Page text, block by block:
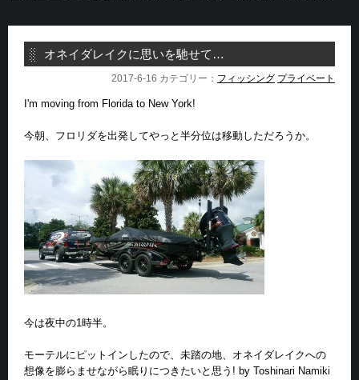
オネイダレイクに思いを馳せて…
2017-6-16 カテゴリー： フィッシング プライベート
I'm moving from Florida to New York!
今朝、フロリダを出発してやっと半分位は移動しただろうか。
今は夜中の1時半。
モーテルにピットインしたので、未踏の地、オネイダレイクへの
想像を膨らませながら眠りにつきたいと思う! by Toshinari Namiki